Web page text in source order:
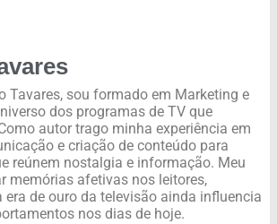
Tavares, sou formado em Marketing e
dos programas de TV que
autor trago minha experiência em
e criação de conteúdo para
reúnem nostalgia e informação. Meu
memórias afetivas nos leitores,
de ouro da televisão ainda influencia
nos dias de hoje.